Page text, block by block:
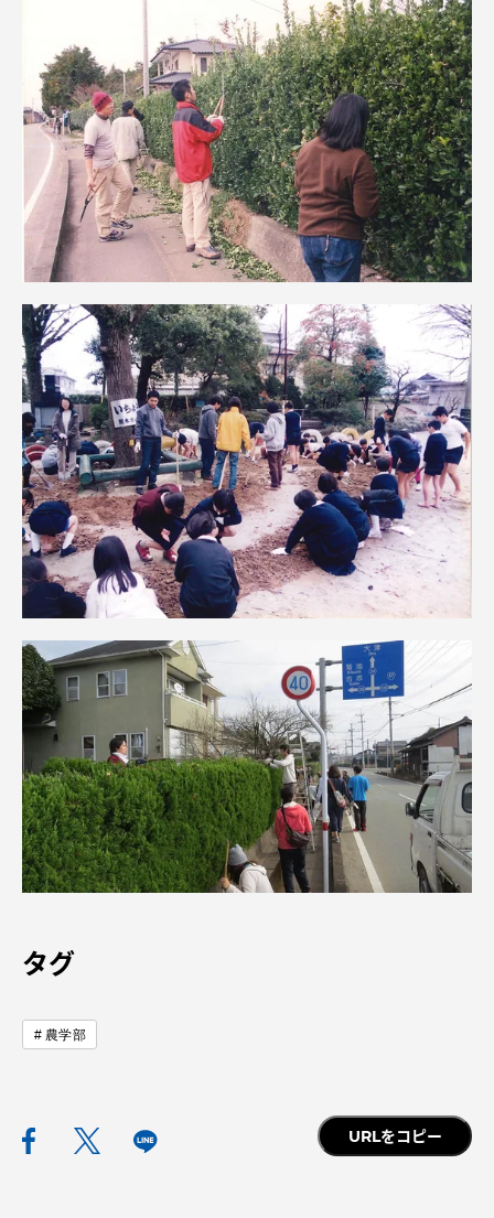
タグ
農学部
URLをコピー
認証評価
教育研究上の目的及び養成する人材像と３つの
ポリシー
資料請求 お問い合わせ
在学生・保護者向けポータル（TIPS） 本学教職員向け情報
中文